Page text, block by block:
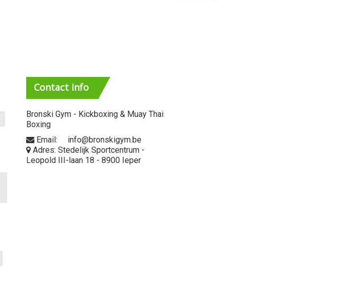
ContactInfo
Bronski Gym - Kickboxing & Muay Thai
Boxing
Email: info@bronskigym.be
Adres: Stedelijk Sportcentrum -
Leopold III-laan 18 - 8900 Ieper